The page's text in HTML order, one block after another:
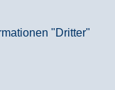
"Dritter"